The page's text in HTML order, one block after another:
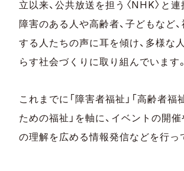
立以来、公共放送を担う〈NHK〉と連
障害のある人や高齢者、子どもなど
する人たちの声に耳を傾け、多様な
らす社会づくりに取り組んでいます。
これまでに「障害者福祉」「高齢者福
ための福祉」を軸に、イベントの開催
の理解を広める情報発信などを行っ